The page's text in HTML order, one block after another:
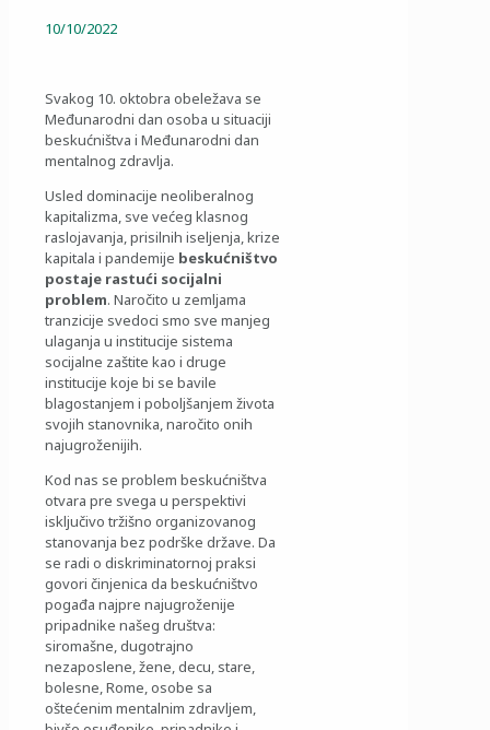
10/10/2022
Svakog 10. oktobra obeležava se
Međunarodni dan osoba u situaciji
beskućništva i Međunarodni dan
mentalnog zdravlja.
Usled dominacije neoliberalnog
kapitalizma, sve većeg klasnog
raslojavanja, prisilnih iseljenja, krize
kapitala i pandemije beskućništvo
postaje rastući socijalni
problem. Naročito u zemljama
tranzicije svedoci smo sve manjeg
ulaganja u institucije sistema
socijalne zaštite kao i druge
institucije koje bi se bavile
blagostanjem i poboljšanjem života
svojih stanovnika, naročito onih
najugroženijih.
Kod nas se problem beskućništva
otvara pre svega u perspektivi
isključivo tržišno organizovanog
stanovanja bez podrške države. Da
se radi o diskriminatornoj praksi
govori činjenica da beskućništvo
pogađa najpre najugroženije
pripadnike našeg društva:
siromašne, dugotrajno
nezaposlene, žene, decu, stare,
bolesne, Rome, osobe sa
oštećenim mentalnim zdravljem,